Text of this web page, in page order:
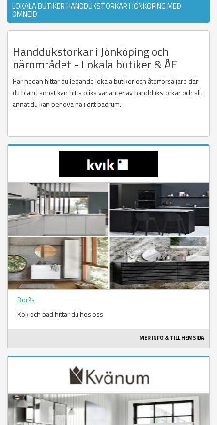
LOKALA BUTIKER HANDDUKSTORKAR I JÖNKÖPING MED
OMNEJD
Handdukstorkar i Jönköping och
närområdet - Lokala butiker & ÅF
Här nedan hittar du ledande lokala butiker och återförsäljare där
du bland annat kan hitta olika varianter av handdukstorkar och allt
annat du kan behöva ha i ditt badrum.
Borås
Kök och bad hittar du hos oss
MER INFO & TILL HEMSIDA